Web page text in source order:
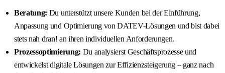
Beratung: Du unterstützt unsere Kunden bei der Einführung,
Anpassung und Optimierung von DATEV-Lösungen und bist dabei
stets nah dran! an ihren individuellen Anforderungen.
Prozessoptimierung: Du analysierst Geschäftsprozesse und
entwickelst digitale Lösungen zur Effizienzsteigerung – ganz nach